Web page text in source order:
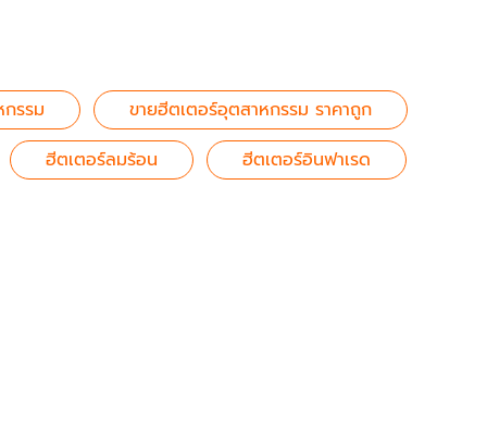
รรม
ขายฮีตเตอร์อุตสาหกรรม ราคาถูก
ฮีตเตอร์ลมร้อน ฮีตเตอร์อินฟาเรด